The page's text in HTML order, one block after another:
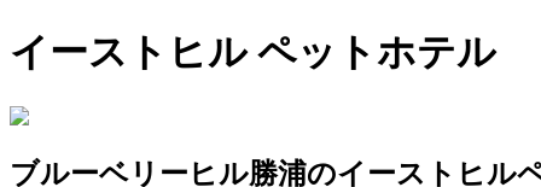
イーストヒル ペットホテル
ブルーベリーヒル勝浦のイーストヒル